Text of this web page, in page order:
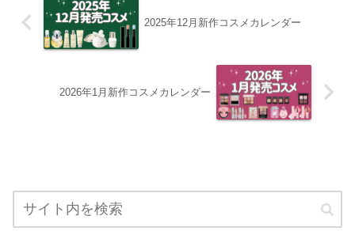
2025年12月新作コスメカレンダー
2026年1月新作コスメカレンダー